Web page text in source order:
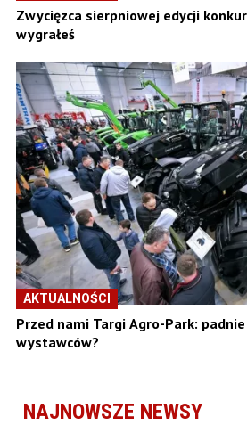
Zwycięzca sierpniowej edycji
wygrałeś
AKTUALNOŚCI
Przed nami Targi Agro-Park:
wystawców?
NAJNOWSZE NEWSY